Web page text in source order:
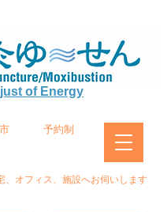
of Energy
予約制
、オフィス、施設へお伺いします